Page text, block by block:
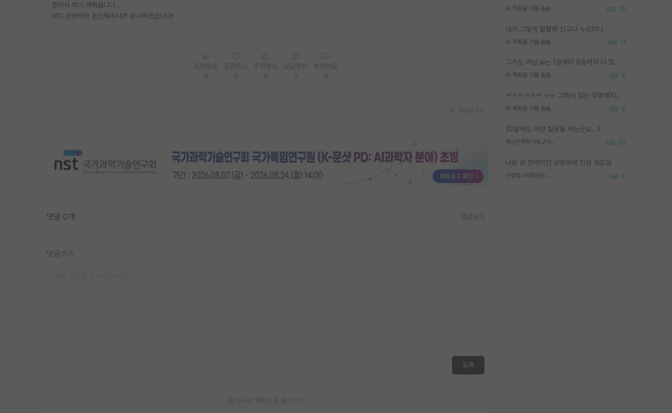
AI 학회들 거품 슬슬 지적이 나오네요 10
내가 그렇게 말할땐 신고나 누르더니
AI 학회들 거품 슬슬 지적이 나오네요 11
그거도 아님 ai는 1등부터 9등까지 다 있음 그거도 없는 사람은 뭐냐 교수가 그냥 못하게 한거 1등급도 교수가 막으면 안됨
AI 학회들 거품 슬슬 지적이 나오네요 8
ㅋㅋㅋㅋㅋㅋ ㅠㅠ 그래서 일단 유명해지는게 중요한거같습니다
AI 학회들 거품 슬슬 지적이 나오네요 8
32살에도 이런 질문을 하는군요...?
박사진학하기에 2억은 괜찮은 (?) 정도의 경제력인가요 23
나랑 걍 판박이인 상황이네 진심 뭐같음
신생랩가지말라는 이유가 있었구나 8
겠어서 여기 여쭤봅니다..
부디 한번씩만 조언해주시면 감사하겠습니다!
댓글 0개 댓글쓰기
댓글쓰기
등록
게시판 목록으로 돌아가기